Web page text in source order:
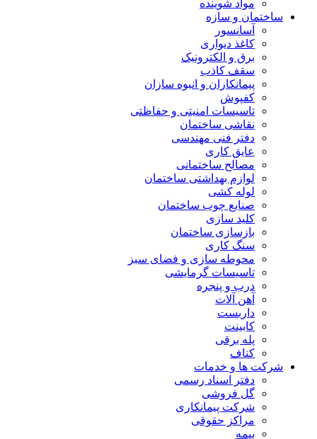
مواد شوینده
ساختمان و سازه
آسانسور
کاغذ دیواری
برق و الکترونیک
سقف کاذب
پیمانکاران و انبوه سازان
کفپوش
تاسیسات امنیتی و حفاظتی
نقاشی ساختمان
دفتر فنی مهندسی
عایق کاری
مصالح ساختمانی
لوازم بهداشتی ساختمان
لوله کشی
صنایع چوب ساختمان
کلید سازی
بازسازی ساختمان
سنگ کاری
محوطه سازی و فضای سبز
تاسیسات گرمایشی
درب و پنجره
آهن آلات
داربست
کابینت
پله برقی
کناف
شرکت ها و خدمات
دفتر اسناد رسمی
گل فروشی
شرکت پیمانکاری
مراکز حقوقی
بیمه